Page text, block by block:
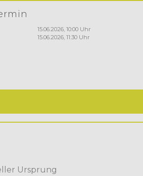
15.06.2026, 10:00 Uhr
15.06.2026, 11:30 Uhr
Ursprung